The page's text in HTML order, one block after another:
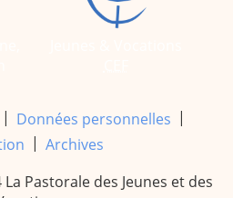
| Données personnelles |
| Archives
Pastorale des Jeunes et des